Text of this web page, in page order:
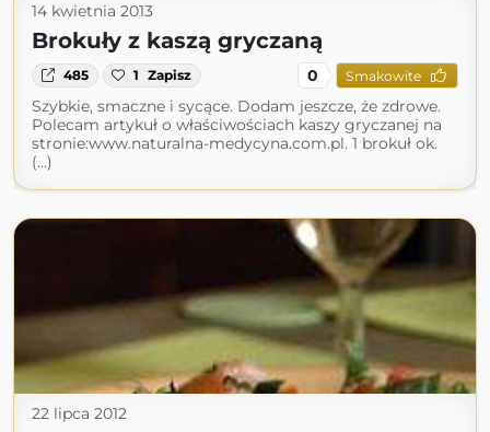
14 kwietnia 2013
Brokuły z kaszą gryczaną
485 1 Zapisz 0 Smakowite
Szybkie, smaczne i sycące. Dodam jeszcze, że zdrowe.
Polecam artykuł o właściwościach kaszy gryczanej na
stronie:www.naturalna-medycyna.com.pl. 1 brokuł ok.
(...)
22 lipca 2012